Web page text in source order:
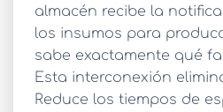
almacén recibe la
los insumos para
sabe exactamente qué
Esta interconexión
Reduce los tiempos de